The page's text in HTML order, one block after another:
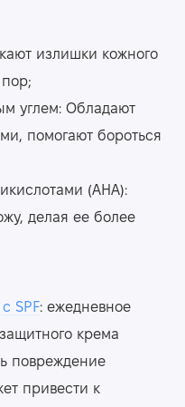
излишки кожного
углем: Обладают
помогают бороться
(AHA):
делая ее более
SPF: ежедневное
крема
повреждение
привести к